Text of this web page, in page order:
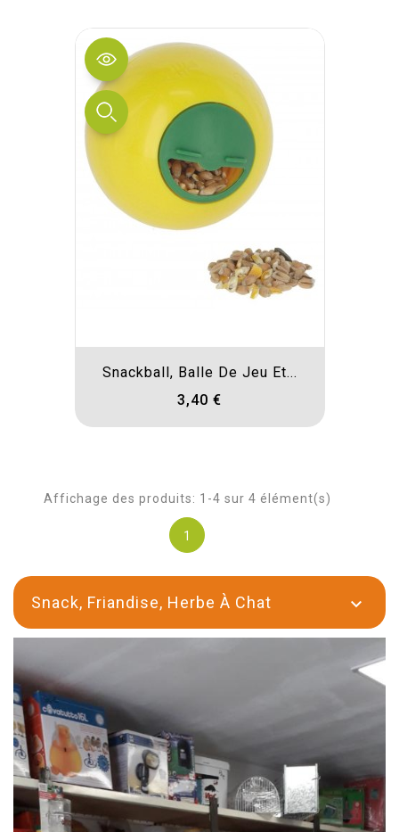
Snackball, Balle De Jeu Et...
3,40 €
Affichage des produits: 1-4 sur 4 élément(s)
1
Snack, Friandise, Herbe À Chat 